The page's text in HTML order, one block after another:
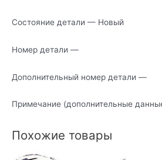
Состояние детали — Новый
Номер детали —
Дополнительный номер детали —
Примечание (дополнительные
Похожие товары